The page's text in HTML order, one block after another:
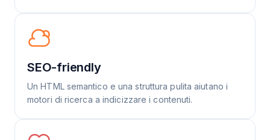
SEO-friendly
Un HTML semantico e una struttura pulita aiutano i
motori di ricerca a indicizzare i contenuti.